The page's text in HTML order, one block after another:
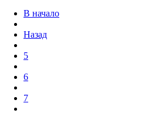
В начало
Назад
5
6
7